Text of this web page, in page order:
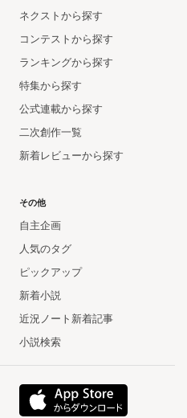
ネクストから探す
コンテストから探す
ランキングから探す
特集から探す
公式連載から探す
二次創作一覧
新着レビューから探す
その他
自主企画
人気のタグ
ピックアップ
新着小説
近況ノート新着記事
小説検索